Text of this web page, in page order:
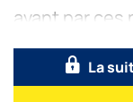
avant par ces
La